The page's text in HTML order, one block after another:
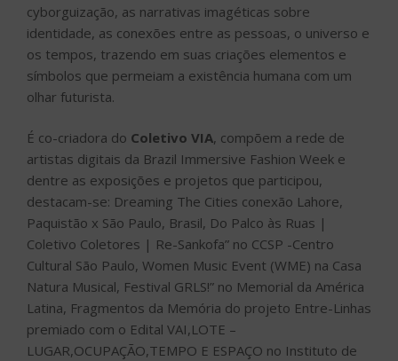
cyborguização, as narrativas imagéticas sobre
identidade, as conexões entre as pessoas, o universo e
os tempos, trazendo em suas criações elementos e
símbolos que permeiam a existência humana com um
olhar futurista.
É co-criadora do Coletivo VIA, compõem a rede de
artistas digitais da Brazil Immersive Fashion Week e
dentre as exposições e projetos que participou,
destacam-se: Dreaming The Cities conexão Lahore,
Paquistão x São Paulo, Brasil, Do Palco às Ruas |
Coletivo Coletores | Re-Sankofa” no CCSP -Centro
Cultural São Paulo, Women Music Event (WME) na Casa
Natura Musical, Festival GRLS!” no Memorial da América
Latina, Fragmentos da Memória do projeto Entre-Linhas
premiado com o Edital VAI,LOTE –
LUGAR,OCUPAÇÃO,TEMPO E ESPAÇO no Instituto de